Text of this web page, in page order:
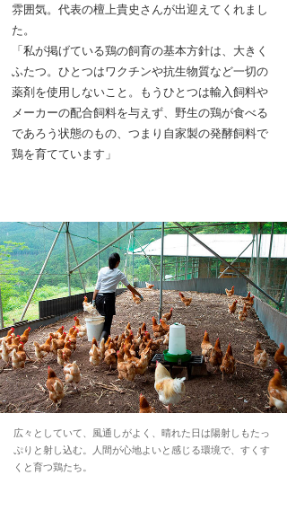
雰囲気。代表の檀上貴史さんが出迎えてくれまし
た。
「私が掲げている鶏の飼育の基本方針は、大きく
ふたつ。ひとつはワクチンや抗生物質など一切の
薬剤を使用しないこと。もうひとつは輸入飼料や
メーカーの配合飼料を与えず、野生の鶏が食べる
であろう状態のもの、つまり自家製の発酵飼料で
鶏を育てています」
広々としていて、風通しがよく、晴れた日は陽射しもたっ
ぷりと射し込む。人間が心地よいと感じる環境で、すくす
くと育つ鶏たち。